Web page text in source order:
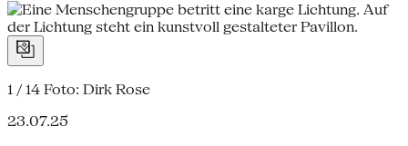
1 / 14 Foto: Dirk Rose
23.07.25